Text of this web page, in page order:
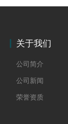
关于我们
公司简介
公司新闻
荣誉资质